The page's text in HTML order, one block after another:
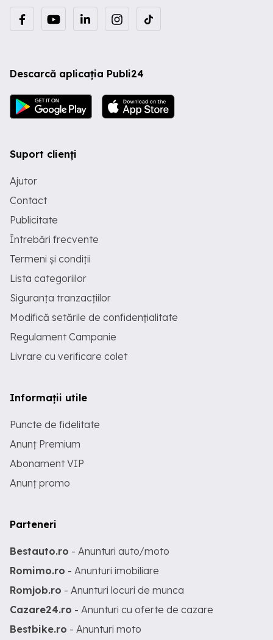
Descarcă aplicația Publi24
Suport clienți
Ajutor
Contact
Publicitate
Întrebări frecvente
Termeni și condiții
Lista categoriilor
Siguranța tranzacțiilor
Modifică setările de confidențialitate
Regulament Campanie
Livrare cu verificare colet
Informații utile
Puncte de fidelitate
Anunț Premium
Abonament VIP
Anunț promo
Parteneri
Bestauto.ro - Anunturi auto/moto
Romimo.ro - Anunturi imobiliare
Romjob.ro - Anunturi locuri de munca
Cazare24.ro - Anunturi cu oferte de cazare
Bestbike.ro - Anunturi moto